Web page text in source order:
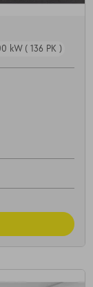
kW ( 136 PK )